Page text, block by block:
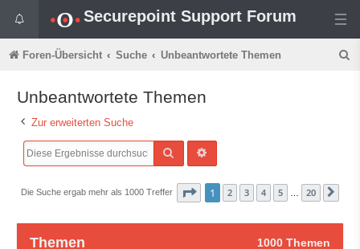
Securepoint Support Forum
Foren-Übersicht Suche Unbeantwortete Themen
Unbeantwortete Themen
Zur erweiterten Suche
Suche
Die Suche ergab mehr als 1000 Treffer Seite von20
1 2 3 4 5 20
Themen 1000 Themen